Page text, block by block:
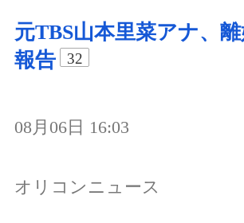
元TBS山本里菜アナ、
報告
32
08月06日 16:03
オリコンニュース